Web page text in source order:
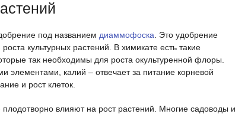
под названием диаммофоска . Это удобрение
культурных растений. В химикате есть такие
так необходимы для роста окультуренной флоры.
элементами, калий – отвечает за питание корневой
и рост клеток.
влияют на рост растений. Многие садоводы и